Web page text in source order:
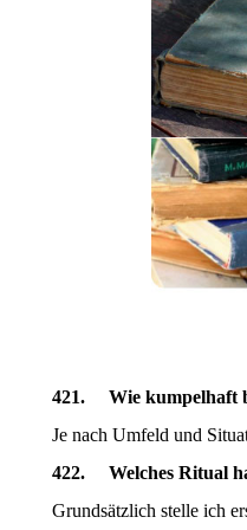
421. Wie kumpelhaft
Je nach Umfeld und
422. Welches Ritual
Grundsätzlich stelle ich